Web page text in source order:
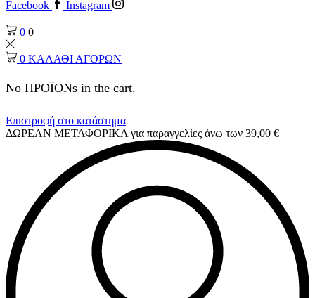
Facebook Instagram
0 0
0 ΚΑΛΑΘΙ ΑΓΟΡΩΝ
No ΠΡΟΪΟΝs in the cart.
Επιστροφή στο κατάστημα
ΔΩΡΕΑΝ ΜΕΤΑΦΟΡΙΚΑ για παραγγελίες άνω των 39,00 €